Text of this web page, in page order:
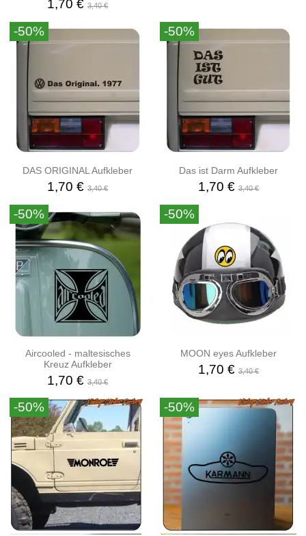
1,70 €3,40 €
-50%
DAS ORIGINAL Aufkleber
1,70 €3,40 €
-50%
Das ist Darm Aufkleber
1,70 €3,40 €
-50%
Aircooled - maltesisches
Kreuz Aufkleber
1,70 €3,40 €
-50%
MOON eyes Aufkleber
1,70 €3,40 €
-50% -50%